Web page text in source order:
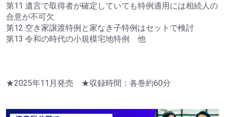
第11 遺言で取得者が確定していても特例適用には相続人の
合意が不可欠
第12 空き家譲渡特例と家なき子特例はセットで検討
第13 令和の時代の小規模宅地特例 他
★2025年11月発売 ★収録時間：各巻約60分